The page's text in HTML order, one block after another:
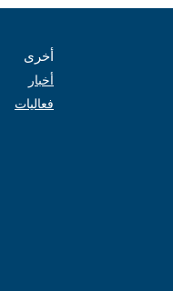
أخرى
أخبار
فعاليات